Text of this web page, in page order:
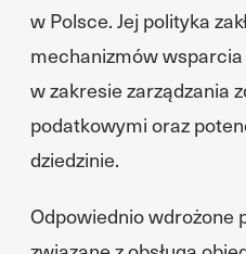
w Polsce. Jej polityka
mechanizmów
w zakresie zarządzania
podatkowymi oraz
dziedzinie.
Odpowiednio wdrożone